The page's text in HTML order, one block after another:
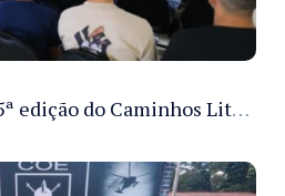
Sejusc participa da 5ª edição do Caminhos Literários com foco na cultura hip-hop nas unidades socioeducativas